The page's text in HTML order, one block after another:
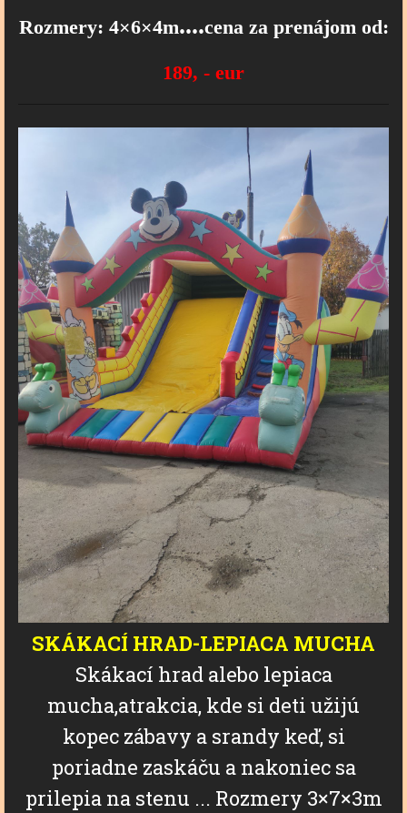
Rozmery: 4×6×4m....cena za prenájom od:
189, - eur
SKÁKACÍ HRAD-LEPIACA MUCHA
Skákací hrad alebo lepiaca
mucha,atrakcia, kde si deti užijú
kopec zábavy a srandy keď, si
poriadne zaskáču a nakoniec sa
prilepia na stenu ... Rozmery 3×7×3m